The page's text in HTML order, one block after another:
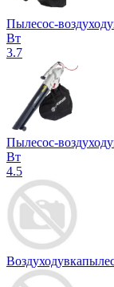
Пылесос-
Вт
3.7
Пылесос-
Вт
4.5